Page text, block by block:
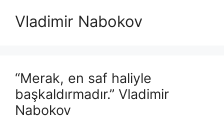
Vladimir Nabokov
“Merak, en saf haliyle
başkaldırmadır.” Vladimir
Nabokov